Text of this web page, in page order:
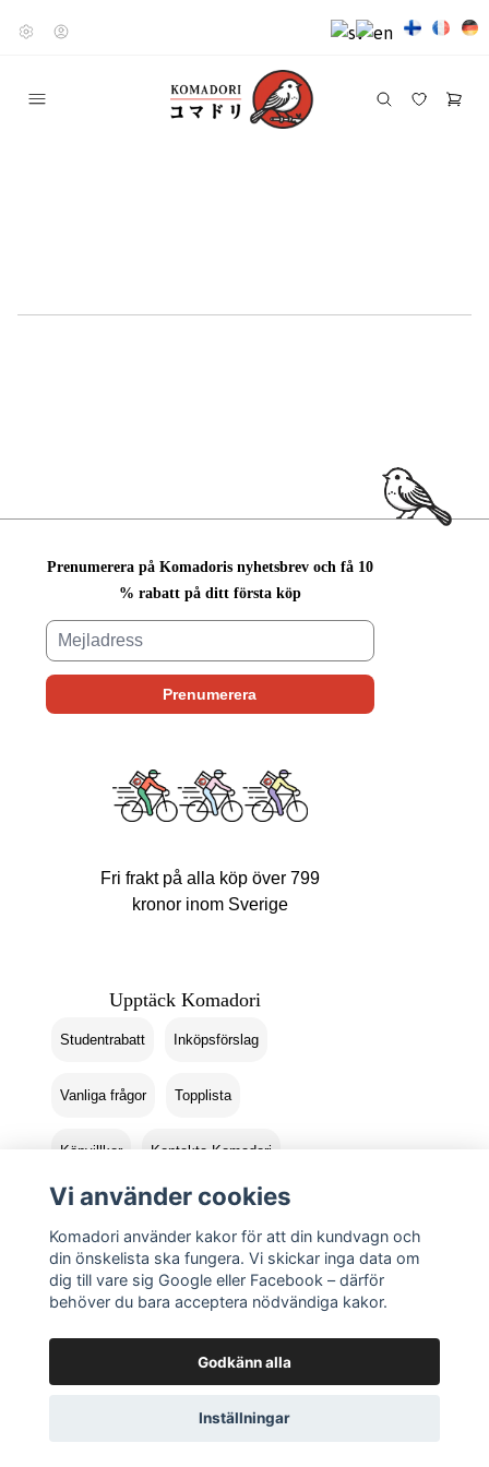
Prenumerera på Komadoris nyhetsbrev och få 10
% rabatt på ditt första köp
Fri frakt på alla köp över 799
kronor inom Sverige
Upptäck Komadori
Studentrabatt Inköpsförslag
Vanliga frågor Topplista
Köpvillkor Kontakta Komadori
Logga in Returer
Vi använder cookies
Komadori använder kakor för att din kundvagn och
din önskelista ska fungera. Vi skickar inga data om
dig till vare sig Google eller Facebook – därför
behöver du bara acceptera nödvändiga kakor.
Godkänn alla
Inställningar